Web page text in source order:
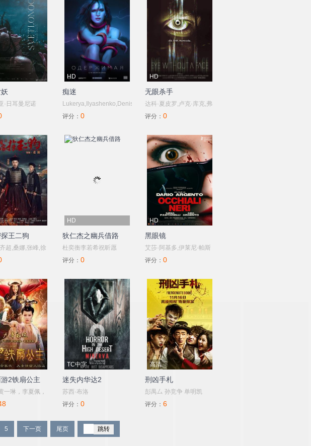
·日耳曼尼诺
楚佐,苏珊娜·科内
·恩德雷吉
HD
痴迷
奥列格·瓦西里科
评分： 0
HD
无眼杀手
达科·夏皮罗,卢克·库克,弗
拉达·韦列夫科,丽贝卡·伯
伊万杰琳·诺哈特,本尼迪
克特·塞巴斯蒂安,莎拉·玛
丽（七世）,帕特里克·泽
勒,斯宾塞·特林维
思
评分： 0
王二狗
超,桑娜,张峰,徐
HD
狄仁杰之幽兵借路
杜奕衡李若希祝昕愿
评分： 0
HD
黑眼镜
艾莎·阿基多,伊莱尼·帕斯
托雷
葆拉·桑
博,Ivan,Alovisio,Giuseppe,Cometa
评分： 0
2铁扇公主
一琳，李夏佩，
TC中字
迷失内华达2
苏西·布洛
克,Solveig,Helene
评分： 0
高清
刑凶手札
彭禺厶 孙竞争 单明凯
评分： 6
5 下一页 尾页